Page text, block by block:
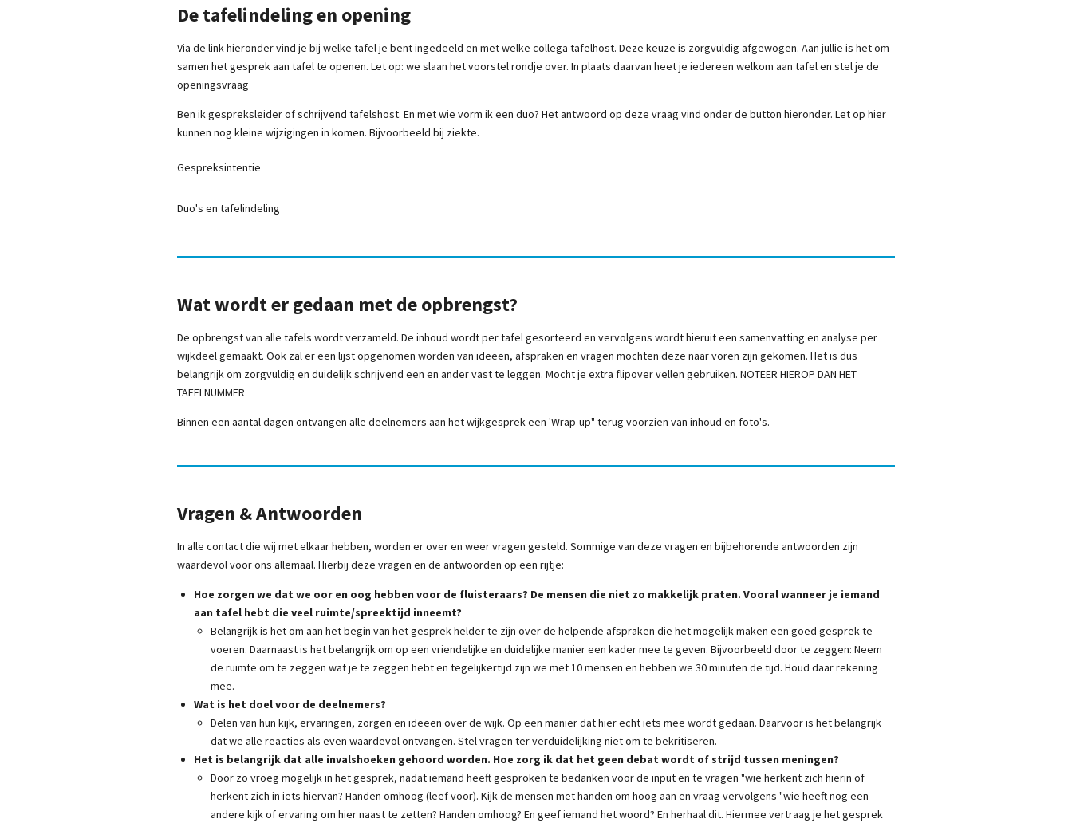
De tafelindeling en opening
Via de link hieronder vind je bij welke tafel je bent ingedeeld en met welke collega tafelhost. Deze keuze is zorgvuldig afgewogen. Aan jullie is het om
samen het gesprek aan tafel te openen. Let op: we slaan het voorstel rondje over. In plaats daarvan heet je iedereen welkom aan tafel en stel je de
openingsvraag
Ben ik gespreksleider of schrijvend tafelshost. En met wie vorm ik een duo? Het antwoord op deze vraag vind onder de button hieronder. Let op hier
kunnen nog kleine wijzigingen in komen. Bijvoorbeeld bij ziekte.
Gespreksintentie
Duo's en tafelindeling
Wat wordt er gedaan met de opbrengst?
De opbrengst van alle tafels wordt verzameld. De inhoud wordt per tafel gesorteerd en vervolgens wordt hieruit een samenvatting en analyse per
wijkdeel gemaakt. Ook zal er een lijst opgenomen worden van ideeën, afspraken en vragen mochten deze naar voren zijn gekomen. Het is dus
belangrijk om zorgvuldig en duidelijk schrijvend een en ander vast te leggen. Mocht je extra flipover vellen gebruiken. NOTEER HIEROP DAN HET
TAFELNUMMER
Binnen een aantal dagen ontvangen alle deelnemers aan het wijkgesprek een 'Wrap-up" terug voorzien van inhoud en foto's.
Vragen & Antwoorden
In alle contact die wij met elkaar hebben, worden er over en weer vragen gesteld. Sommige van deze vragen en bijbehorende antwoorden zijn
waardevol voor ons allemaal. Hierbij deze vragen en de antwoorden op een rijtje:
Hoe zorgen we dat we oor en oog hebben voor de fluisteraars? De mensen die niet zo makkelijk praten. Vooral wanneer je iemand
aan tafel hebt die veel ruimte/spreektijd inneemt?
Belangrijk is het om aan het begin van het gesprek helder te zijn over de helpende afspraken die het mogelijk maken een goed gesprek te
voeren. Daarnaast is het belangrijk om op een vriendelijke en duidelijke manier een kader mee te geven. Bijvoorbeeld door te zeggen: Neem
de ruimte om te zeggen wat je te zeggen hebt en tegelijkertijd zijn we met 10 mensen en hebben we 30 minuten de tijd. Houd daar rekening
mee.
Wat is het doel voor de deelnemers?
Delen van hun kijk, ervaringen, zorgen en ideeën over de wijk. Op een manier dat hier echt iets mee wordt gedaan. Daarvoor is het belangrijk
dat we alle reacties als even waardevol ontvangen. Stel vragen ter verduidelijking niet om te bekritiseren.
Het is belangrijk dat alle invalshoeken gehoord worden. Hoe zorg ik dat het geen debat wordt of strijd tussen meningen?
Door zo vroeg mogelijk in het gesprek, nadat iemand heeft gesproken te bedanken voor de input en te vragen "wie herkent zich hierin of
herkent zich in iets hiervan? Handen omhoog (leef voor). Kijk de mensen met handen om hoog aan en vraag vervolgens "wie heeft nog een
andere kijk of ervaring om hier naast te zetten? Handen omhoog? En geef iemand het woord? En herhaal dit. Hiermee vertraag je het gesprek